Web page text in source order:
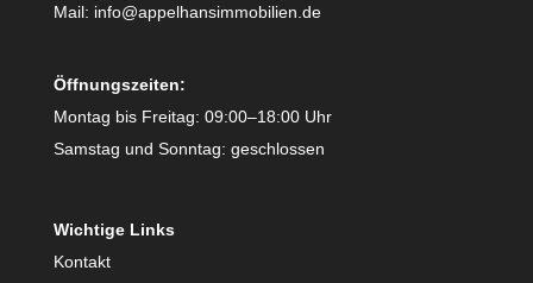
Mail: info@appelhansimmobilien.de
Öffnungszeiten:
Montag bis Freitag: 09:00–18:00 Uhr
Samstag und Sonntag: geschlossen
Wichtige Links
Kontakt